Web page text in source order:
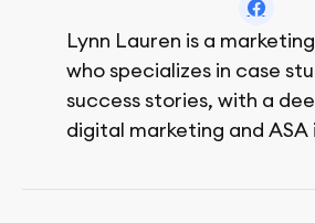
Lynn Lauren is a
who specializes in case
success stories, with a
digital marketing and